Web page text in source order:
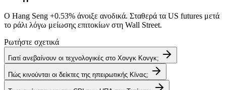
Ο Hang Seng +0.53% άνοιξε ανοδικά. Σταθερά τα US futures μετά
το ράλι λόγω μείωσης επιτοκίων στη Wall Street.
Ρωτήστε σχετικά
Γιατί ανεβαίνουν οι τεχνολογικές στο Χονγκ Κονγκ;
Πώς κινούνται οι δείκτες της ηπειρωτικής Κίνας;